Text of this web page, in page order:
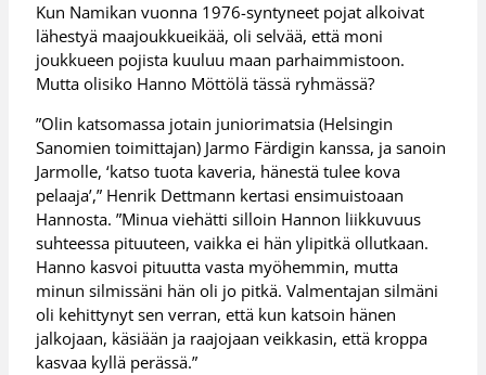
Kun Namikan vuonna 1976-syntyneet pojat alkoivat
lähestyä maajoukkueikää, oli selvää, että moni
joukkueen pojista kuuluu maan parhaimmistoon.
Mutta olisiko Hanno Möttölä tässä ryhmässä?
”Olin katsomassa jotain juniorimatsia (Helsingin
Sanomien toimittajan) Jarmo Färdigin kanssa, ja sanoin
Jarmolle, ‘katso tuota kaveria, hänestä tulee kova
pelaaja’,” Henrik Dettmann kertasi ensimuistoaan
Hannosta. ”Minua viehätti silloin Hannon liikkuvuus
suhteessa pituuteen, vaikka ei hän ylipitkä ollutkaan.
Hanno kasvoi pituutta vasta myöhemmin, mutta
minun silmissäni hän oli jo pitkä. Valmentajan silmäni
oli kehittynyt sen verran, että kun katsoin hänen
jalkojaan, käsiään ja raajojaan veikkasin, että kroppa
kasvaa kyllä perässä.”